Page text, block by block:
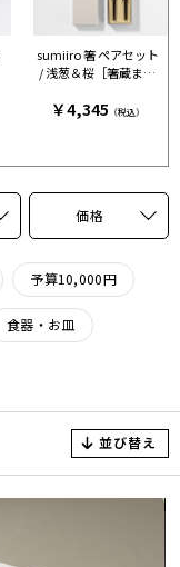
sumiiro 箸 ペアセット
/ 浅葱＆桜［箸蔵まつ
￥4,345 （税込）
価格
予算10,000円
食器・お皿
並び替え